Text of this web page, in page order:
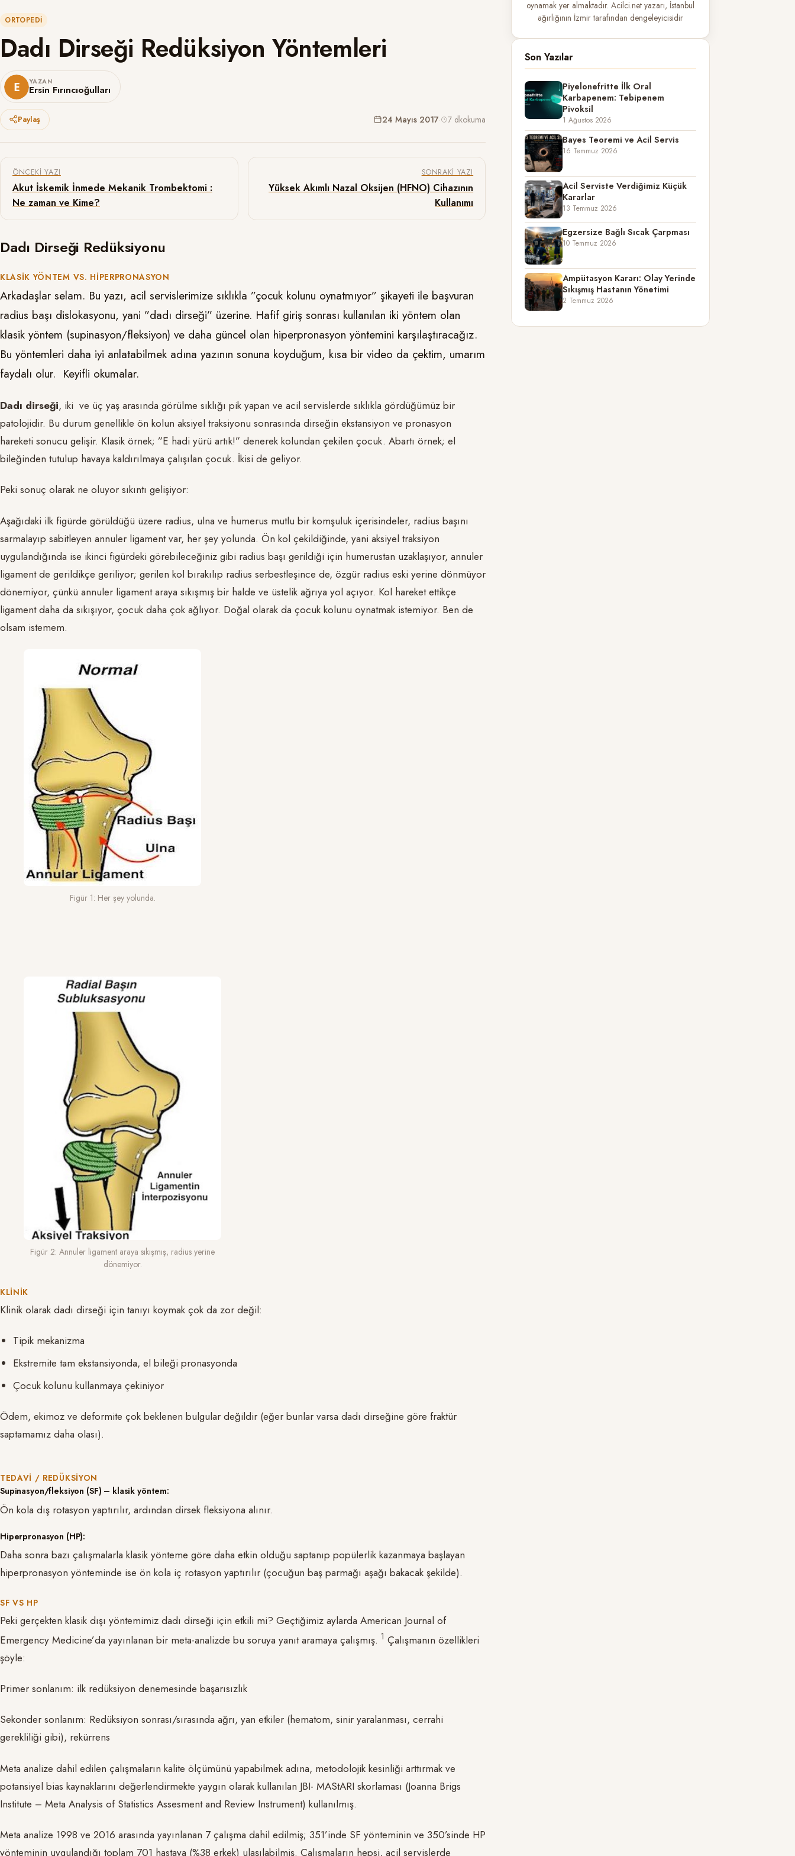
ORTOPEDI
Dadı Dirseği Redüksiyon Yöntemleri
YAZAN
Ersin Fırıncıoğulları
24 Mayıs 2017· 7 dkokuma
Paylaş
Yazı gezinmesi
ÖNCEKI YAZI
Akut İskemik İnmede Mekanik Trombektomi :
Ne zaman ve Kime?
SONRAKI YAZI
Yüksek Akımlı Nazal Oksijen (HFNO) Cihazının
Kullanımı
Dadı Dirseği Redüksiyonu
KLASIK YÖNTEM VS. HIPERPRONASYON
Arkadaşlar selam. Bu yazı, acil servislerimize sıklıkla ”çocuk kolunu oynatmıyor” şikayeti ile başvuran
radius başı dislokasyonu, yani ”dadı dirseği” üzerine. Hafif giriş sonrası kullanılan iki yöntem olan
klasik yöntem (supinasyon/fleksiyon) ve daha güncel olan hiperpronasyon yöntemini karşılaştıracağız.
Bu yöntemleri daha iyi anlatabilmek adına yazının sonuna koyduğum, kısa bir video da çektim, umarım
faydalı olur. Keyifli okumalar.
Dadı dirseği, iki ve üç yaş arasında görülme sıklığı pik yapan ve acil servislerde sıklıkla gördüğümüz bir
patolojidir. Bu durum genellikle ön kolun aksiyel traksiyonu sonrasında dirseğin ekstansiyon ve pronasyon
hareketi sonucu gelişir. Klasik örnek; ”E hadi yürü artık!” denerek kolundan çekilen çocuk. Abartı örnek; el
bileğinden tutulup havaya kaldırılmaya çalışılan çocuk. İkisi de geliyor.
Peki sonuç olarak ne oluyor sıkıntı gelişiyor:
Aşağıdaki ilk figürde görüldüğü üzere radius, ulna ve humerus mutlu bir komşuluk içerisindeler, radius başını
sarmalayıp sabitleyen annuler ligament var, her şey yolunda. Ön kol çekildiğinde, yani aksiyel traksiyon
uygulandığında ise ikinci figürdeki görebileceğiniz gibi radius başı gerildiği için humerustan uzaklaşıyor, annuler
ligament de gerildikçe geriliyor; gerilen kol bırakılıp radius serbestleşince de, özgür radius eski yerine dönmüyor
dönemiyor, çünkü annuler ligament araya sıkışmış bir halde ve üstelik ağrıya yol açıyor. Kol hareket ettikçe
ligament daha da sıkışıyor, çocuk daha çok ağlıyor. Doğal olarak da çocuk kolunu oynatmak istemiyor. Ben de
olsam istemem.
Figür 1: Her şey yolunda.
Figür 2: Annuler ligament araya sıkışmış, radius yerine
dönemiyor.
KLINIK
Klinik olarak dadı dirseği için tanıyı koymak çok da zor değil:
Tipik mekanizma
Ekstremite tam ekstansiyonda, el bileği pronasyonda
Çocuk kolunu kullanmaya çekiniyor
Ödem, ekimoz ve deformite çok beklenen bulgular değildir (eğer bunlar varsa dadı dirseğine göre fraktür
saptamamız daha olası).
TEDAVI / REDÜKSIYON
Supinasyon/fleksiyon (SF) – klasik yöntem:
Ön kola dış rotasyon yaptırılır, ardından dirsek fleksiyona alınır.
Hiperpronasyon (HP):
Daha sonra bazı çalışmalarla klasik yönteme göre daha etkin olduğu saptanıp popülerlik kazanmaya başlayan
hiperpronasyon yönteminde ise ön kola iç rotasyon yaptırılır (çocuğun baş parmağı aşağı bakacak şekilde).
SF VS HP
Peki gerçekten klasik dışı yöntemimiz dadı dirseği için etkili mi? Geçtiğimiz aylarda American Journal of
Emergency Medicine’da yayınlanan bir meta-analizde bu soruya yanıt aramaya çalışmış. 1 Çalışmanın özellikleri
şöyle:
Primer sonlanım: ilk redüksiyon denemesinde başarısızlık
Sekonder sonlanım: Redüksiyon sonrası/sırasında ağrı, yan etkiler (hematom, sinir yaralanması, cerrahi
gerekliliği gibi), rekürrens
Meta analize dahil edilen çalışmaların kalite ölçümünü yapabilmek adına, metodolojik kesinliği arttırmak ve
potansiyel bias kaynaklarını değerlendirmekte yaygın olarak kullanılan JBI- MAStARI skorlaması (Joanna Brigs
Institute – Meta Analysis of Statistics Assesment and Review Instrument) kullanılmış.
Meta analize 1998 ve 2016 arasında yayınlanan 7 çalışma dahil edilmiş; 351’inde SF yönteminin ve 350’sinde HP
yönteminin uygulandığı toplam 701 hastaya (%38 erkek) ulaşılabilmiş. Çalışmaların hepsi, acil servislerde
oynamak yer almaktadır. Acilci.net yazarı, İstanbul
ağırlığının İzmir tarafından dengeleyicisidir
Son Yazılar
Piyelonefritte İlk Oral
Karbapenem: Tebipenem
Pivoksil
1 Ağustos 2026
Bayes Teoremi ve Acil Servis
16 Temmuz 2026
Acil Serviste Verdiğimiz Küçük
Kararlar
13 Temmuz 2026
Egzersize Bağlı Sıcak Çarpması
10 Temmuz 2026
Ampütasyon Kararı: Olay Yerinde
Sıkışmış Hastanın Yönetimi
2 Temmuz 2026